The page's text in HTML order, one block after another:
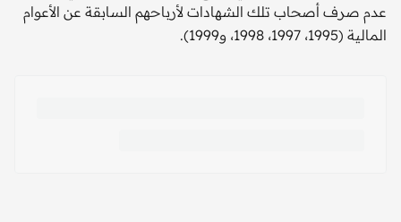
عدم صرف أصحاب تلك الشهادات لأرباحهم السابقة عن الأعوام
المالية (1995، 1997، 1998، و1999).